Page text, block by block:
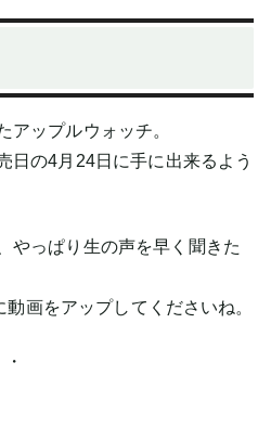
アップルウォッチ。
日の4月24日に手に出来るよう
やっぱり生の声を早く聞きた
画をアップしてくださいね。